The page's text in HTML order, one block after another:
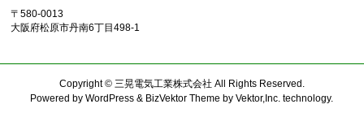
〒580-0013
大阪府松原市丹南6丁目498-1
Copyright © 三晃電気工業株式会社 All Rights Reserved.
Powered byWordPress & BizVektor Theme byVektor,Inc. technology.